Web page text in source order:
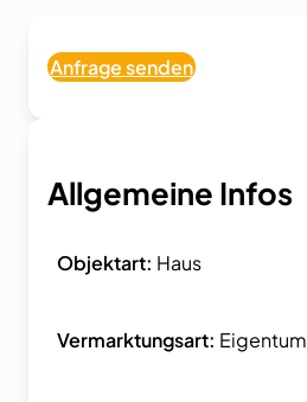
Anfrage senden
Allgemeine Infos
Objektart: Haus
Vermarktungsart: Eigentum